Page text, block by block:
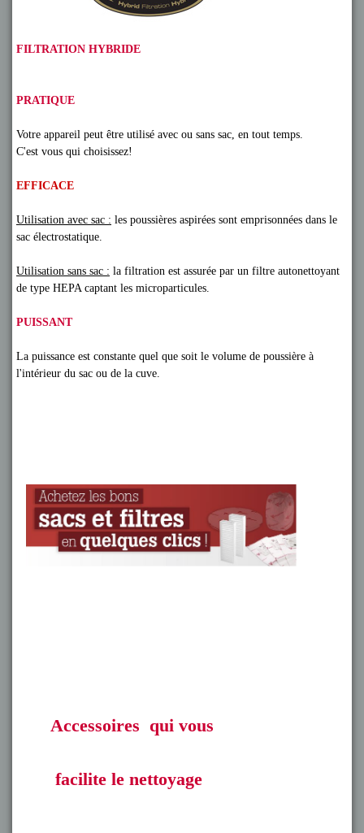
FILTRATION HYBRIDE
PRATIQUE
Votre appareil peut être utilisé avec ou sans sac, en tout temps.
C'est vous qui choisissez!
EFFICACE
Utilisation avec sac : les poussières aspirées sont emprisonnées dans le
sac électrostatique.
Utilisation sans sac : la filtration est assurée par un filtre autonettoyant
de type HEPA captant les microparticules.
PUISSANT
La puissance est constante quel que soit le volume de poussière à
l'intérieur du sac ou de la cuve.
Accessoires qui vous
facilite le nettoyage